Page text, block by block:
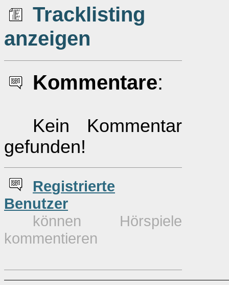
Tracklisting
anzeigen
Kommentare:
Kein Kommentar
gefunden!
Registrierte
Benutzer
können Hörspiele
kommentieren